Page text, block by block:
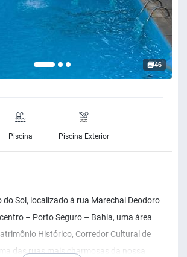
46
Piscina Piscina Exterior
do Sol, localizado à rua Marechal Deodoro
– Porto Seguro – Bahia, uma área
Histórico, Corredor Cultural de
das ruas mais charmosas da nossa